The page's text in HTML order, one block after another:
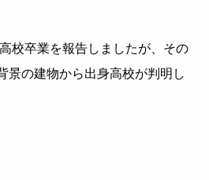
校卒業を報告しましたが、その
景の建物から出身高校が判明し